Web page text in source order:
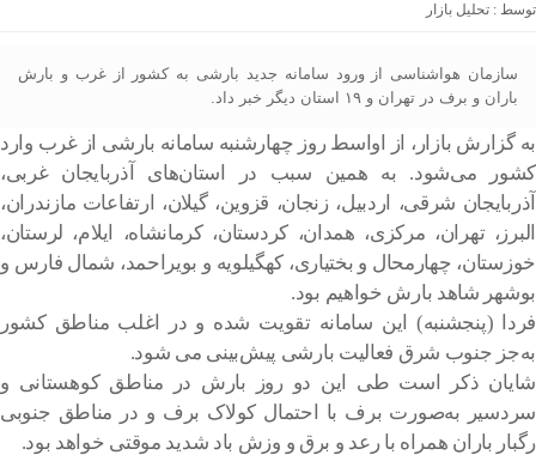
توسط : تحلیل بازار
سازمان هواشناسی از ورود سامانه جدید بارشی به کشور از غرب و بارش
باران و برف در تهران و ۱۹ استان دیگر خبر داد.
به گزارش بازار، از اواسط روز چهارشنبه سامانه بارشی از غرب وارد
کشور می‌شود. به همین سبب در استان‌های آذربایجان غربی،
آذربایجان شرقی، اردبیل، زنجان، قزوین، گیلان، ارتفاعات مازندران،
البرز، تهران، مرکزی، همدان، کردستان، کرمانشاه، ایلام، لرستان،
خوزستان، چهارمحال و بختیاری، کهگیلویه و بویراحمد، شمال فارس و
بوشهر شاهد بارش خواهیم بود.
فردا (پنجشنبه) این سامانه تقویت شده و در اغلب مناطق کشور
به‌جز جنوب شرق فعالیت بارشی پیش‌بینی می شود.
شایان ذکر است طی این دو روز بارش در مناطق کوهستانی و
سردسیر به‌صورت برف با احتمال کولاک برف و در مناطق جنوبی
رگبار باران همراه با رعد و برق و وزش باد شدید موقتی خواهد بود.